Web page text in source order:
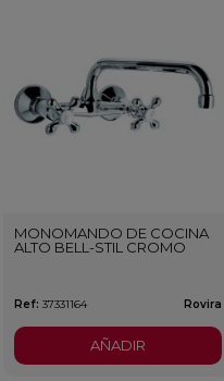
MONOMANDO DE COCINA
ALTO BELL-STIL CROMO
Ref: 37331164 Rovira
AÑADIR